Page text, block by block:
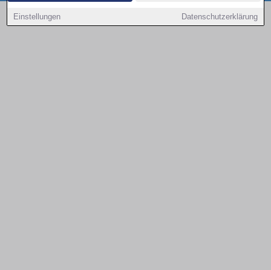
Einstellungen Datenschutzerklärung
Copyright © 2000 - 2026 | 1A Infosysteme GmbH | Content by: 1a-sites-autos